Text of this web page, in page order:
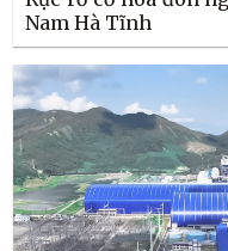
Nam Hà Tĩnh